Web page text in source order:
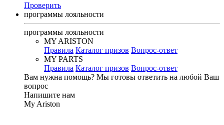
Проверить
программы лояльности
программы лояльности
MY ARISTON
Правила Каталог призов Вопрос-ответ
MY PARTS
Правила Каталог призов Вопрос-ответ
Вам нужна помощь? Мы готовы ответить на любой Ваш
вопрос
Напишите нам
My Ariston